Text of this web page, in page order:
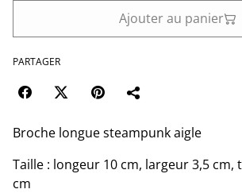
Ajouter au panier
PARTAGER
Broche longue steampunk aigle
Taille : longeur 10 cm, largeur 3,5 cm,
cm